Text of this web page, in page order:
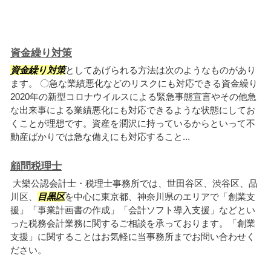
資金繰り対策
資金繰り対策としてあげられる方法は次のようなものがあり
ます。 〇急な業績悪化などのリスクにも対応できる資金繰り
2020年の新型コロナウイルスによる緊急事態宣言やその他急
な出来事による業績悪化にも対応できるような状態にしてお
くことが理想です。資産を潤沢に持っているからといって不
動産ばかりでは急な備えにも対応すること...
顧問税理士
大樂公認会計士・税理士事務所では、世田谷区、渋谷区、品
川区、
目黒区を中心に東京都、神奈川県のエリアで「創業支
援」「事業計画書の作成」「会計ソフト導入支援」などとい
った税務会計業務に関するご相談を承っております。「創業
支援」に関することはお気軽に当事務所までお問い合わせく
ださい。